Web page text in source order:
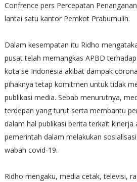
Confrence pers Percepatan
lantai satu kantor Pemkot Prabumulih.
Dalam kesempatan itu Ridho
pusat telah memangkas APBD
kota se Indonesia akibat dampak
pihaknya tetap komitmen untuk tidak
publikasi media. Sebab menurutnya,
terdepan yang turut serta membantu
dalam hal publikasi berita terkait kinerja
pemerintah dalam melakukan
wabah covid-19.
Ridho mengaku, media cetak, televisi,